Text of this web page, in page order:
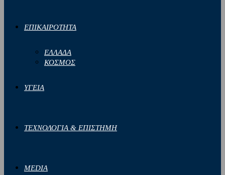
ΕΠΙΚΑΙΡΟΤΗΤΑ
ΕΛΛΑΔΑ
ΚΟΣΜΟΣ
ΥΓΕΙΑ
ΤΕΧΝΟΛΟΓΙΑ & ΕΠΙΣΤΗΜΗ
MEDIA